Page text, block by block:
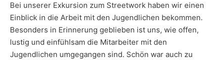
Bei unserer Exkursion zum Streetwork haben wir einen
Einblick in die Arbeit mit den Jugendlichen bekommen.
Besonders in Erinnerung geblieben ist uns, wie offen,
lustig und einfühlsam die Mitarbeiter mit den
Jugendlichen umgegangen sind. Schön war auch zu